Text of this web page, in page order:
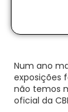
Num ano
exposições
não temos
oficial da